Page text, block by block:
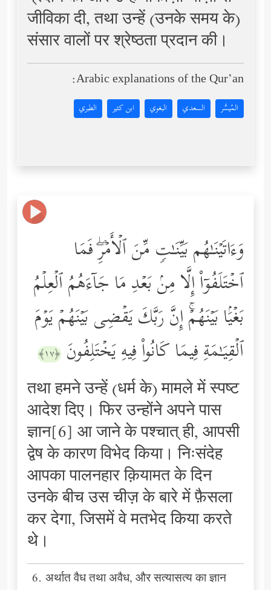
जीविका दी, तथा उन्हें (उनके समय के)
संसार वालों पर श्रेष्ठता प्रदान की।
Arabic explanations of the Qur’an:
المُيسَّر السعدي البغوي ابن كثير الطبري
وَءَاتَیۡنَـٰهُم بَیِّنَـٰتࣲ مِّنَ ٱلۡأَمۡرِۖ فَمَا
ٱخۡتَلَفُوۤاْ إِلَّا مِنۢ بَعۡدِ مَا جَاۤءَهُمُ ٱلۡعِلۡمُ
بَغۡیَۢا بَیۡنَهُمۡۚ إِنَّ رَبَّكَ یَقۡضِی بَیۡنَهُمۡ یَوۡمَ
ٱلۡقِیَـٰمَةِ فِیمَا كَانُواْ فِیهِ یَخۡتَلِفُونَ ﴿١٧﴾
तथा हमने उन्हें (धर्म के) मामले में स्पष्ट
आदेश दिए। फिर उन्होंने अपने पास
ज्ञान[6] आ जाने के पश्चात् ही, आपसी
द्वेष के कारण विभेद किया। निःसंदेह
आपका पालनहार क़ियामत के दिन
उनके बीच उस चीज़ के बारे में फ़ैसला
कर देगा, जिसमें वे मतभेद किया करते
थे।
6. अर्थात वैध तथा अवैध, और सत्यासत्य का ज्ञान